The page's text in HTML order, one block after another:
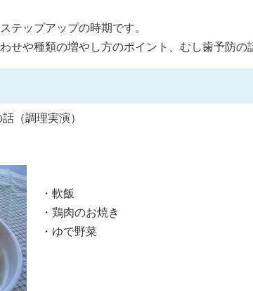
テップアップの時期です。
せや種類の増やし方のポイント、むし歯予防の
（調理実演）
・軟飯
・鶏肉のお焼き
・ゆで野菜